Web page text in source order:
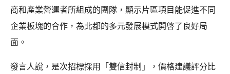
商和產業營運者所組成的團隊，顯示片區項目能促進不同
企業板塊的合作，為北都的多元發展模式開啓了良好局
面。
發言人說，是次招標採用「雙信封制」，價格建議評分比